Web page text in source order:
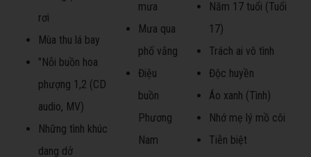
rơi
Mùa thu lá bay
"Nỗi buồn hoa
phượng 1,2 (CD
audio, MV)
Những tình khúc
dang dở
mưa
Mưa qua
phố vắng
Điệu
buồn
Phương
Nam
Năm 17 tuổi (Tuổi
17)
Trách ai vô tình
Độc huyền
Áo xanh (Tình)
Nhớ mẹ lý mồ côi
Tiễn biệt